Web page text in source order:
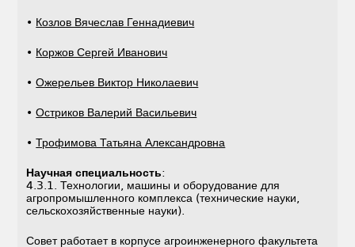
• Козлов Вячеслав Геннадиевич
• Коржов Сергей Иванович
•Ожерельев Виктор Николаевич
•Остриков Валерий Васильевич
•Трофимова Татьяна Александровна
Научная специальность:
4.3.1. Технологии, машины и оборудование для
агропромышленного комплекса (технические науки,
сельскохозяйственные науки).
Совет работает в корпусе агроинженерного факультета